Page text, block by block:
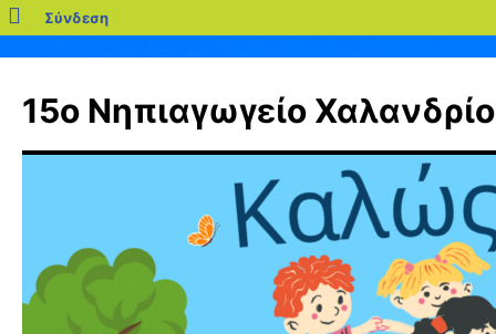
blogs.sch.gr
Σύνδεση
περιεχόμενο
15ο Νηπιαγωγείο